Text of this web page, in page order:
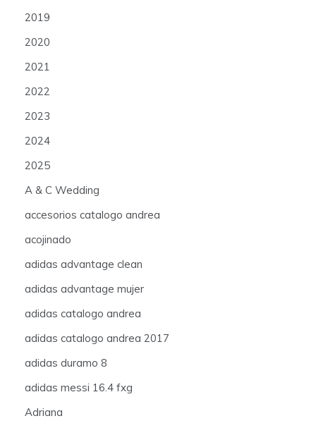
2019
2020
2021
2022
2023
2024
2025
A & C Wedding
accesorios catalogo andrea
acojinado
adidas advantage clean
adidas advantage mujer
adidas catalogo andrea
adidas catalogo andrea 2017
adidas duramo 8
adidas messi 16.4 fxg
Adriana